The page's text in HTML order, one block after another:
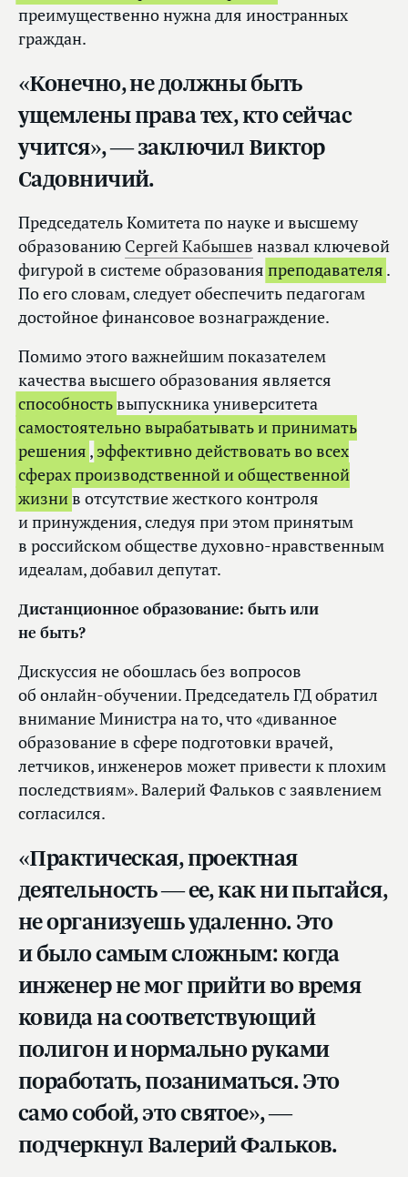
преимущественно нужна для иностранных
граждан.
«Конечно, не должны быть
ущемлены права тех, кто сейчас
учится», — заключил Виктор
Садовничий.
Председатель Комитета по науке и высшему
образованию Сергей Кабышев назвал ключевой
фигурой в системе образования преподавателя .
По его словам, следует обеспечить педагогам
достойное финансовое вознаграждение.
Помимо этого важнейшим показателем
качества высшего образования является
способностьвыпускника университета
самостоятельно вырабатывать и принимать
решения , эффективно действовать во всех
сферах производственной и общественной
жизнив отсутствие жесткого контроля
и принуждения, следуя при этом принятым
в российском обществе духовно-нравственным
идеалам, добавил депутат.
Дистанционное образование: быть или
не быть?
Дискуссия не обошлась без вопросов
об онлайн-обучении. Председатель ГД обратил
внимание Министра на то, что «диванное
образование в сфере подготовки врачей,
летчиков, инженеров может привести к плохим
последствиям». Валерий Фальков с заявлением
согласился.
«Практическая, проектная
деятельность — ее, как ни пытайся,
не организуешь удаленно. Это
и было самым сложным: когда
инженер не мог прийти во время
ковида на соответствующий
полигон и нормально руками
поработать, позаниматься. Это
само собой, это святое», —
подчеркнул Валерий Фальков.